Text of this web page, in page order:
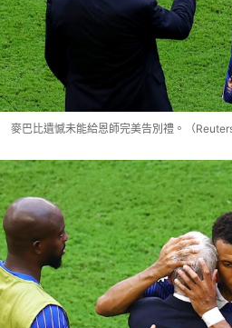
麥巴比遺憾未能給恩師完美告別禮。（Reuters